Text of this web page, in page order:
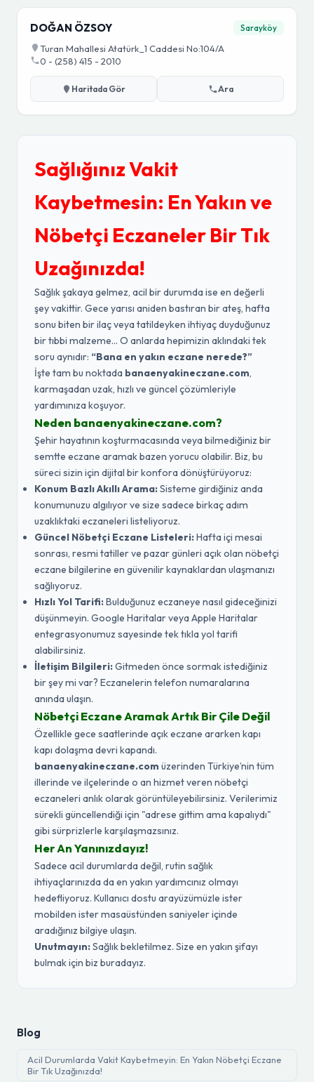
DOĞAN ÖZSOY Sarayköy
Turan Mahallesi Atatürk_1 Caddesi No:104/A
0 - (258) 415 - 2010
Haritada Gör Ara
Sağlığınız Vakit
Kaybetmesin: En Yakın ve
Nöbetçi Eczaneler Bir Tık
Uzağınızda!
Sağlık şakaya gelmez, acil bir durumda ise en değerli
şey vakittir. Gece yarısı aniden bastıran bir ateş, hafta
sonu biten bir ilaç veya tatildeyken ihtiyaç duyduğunuz
bir tıbbi malzeme... O anlarda hepimizin aklındaki tek
soru aynıdır: “Bana en yakın eczane nerede?”
İşte tam bu noktada banaenyakineczane.com,
karmaşadan uzak, hızlı ve güncel çözümleriyle
yardımınıza koşuyor.
Neden banaenyakineczane.com?
Şehir hayatının koşturmacasında veya bilmediğiniz bir
semtte eczane aramak bazen yorucu olabilir. Biz, bu
süreci sizin için dijital bir konfora dönüştürüyoruz:
Konum Bazlı Akıllı Arama:Sisteme girdiğiniz anda
konumunuzu algılıyor ve size sadece birkaç adım
uzaklıktaki eczaneleri listeliyoruz.
Güncel Nöbetçi Eczane Listeleri:Hafta içi mesai
sonrası, resmi tatiller ve pazar günleri açık olan nöbetçi
eczane bilgilerine en güvenilir kaynaklardan ulaşmanızı
sağlıyoruz.
Hızlı Yol Tarifi:Bulduğunuz eczaneye nasıl gideceğinizi
düşünmeyin. Google Haritalar veya Apple Haritalar
entegrasyonumuz sayesinde tek tıkla yol tarifi
alabilirsiniz.
İletişim Bilgileri:Gitmeden önce sormak istediğiniz
bir şey mi var? Eczanelerin telefon numaralarına
anında ulaşın.
Nöbetçi Eczane Aramak Artık Bir Çile Değil
Özellikle gece saatlerinde açık eczane ararken kapı
kapı dolaşma devri kapandı.
banaenyakineczane.com üzerinden Türkiye’nin tüm
illerinde ve ilçelerinde o an hizmet veren nöbetçi
eczaneleri anlık olarak görüntüleyebilirsiniz. Verilerimiz
sürekli güncellendiği için "adrese gittim ama kapalıydı"
gibi sürprizlerle karşılaşmazsınız.
Her An Yanınızdayız!
Sadece acil durumlarda değil, rutin sağlık
ihtiyaçlarınızda da en yakın yardımcınız olmayı
hedefliyoruz. Kullanıcı dostu arayüzümüzle ister
mobilden ister masaüstünden saniyeler içinde
aradığınız bilgiye ulaşın.
Unutmayın:Sağlık bekletilmez. Size en yakın şifayı
bulmak için biz buradayız.
Blog
Acil Durumlarda Vakit Kaybetmeyin: En Yakın Nöbetçi Eczane
Bir Tık Uzağınızda!